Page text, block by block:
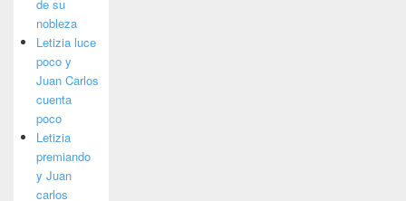
de su
nobleza
Letizia luce
poco y
Juan Carlos
cuenta
poco
Letizia
premiando
y Juan
carlos